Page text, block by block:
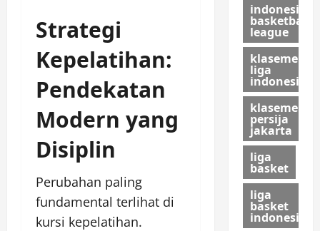
Strategi
Kepelatihan:
Pendekatan
Modern yang
Disiplin
Perubahan paling
fundamental terlihat di
kursi kepelatihan.
indonesian
basketball
league
klasemen
liga
indonesia
klasemen
persija
jakarta
liga
basket
liga
basket
indonesia